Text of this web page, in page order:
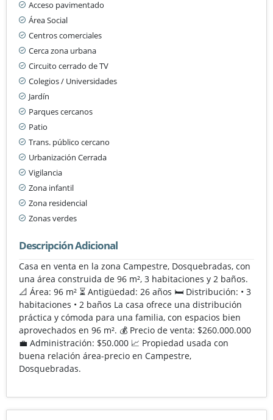
Acceso pavimentado
Área Social
Centros comerciales
Cerca zona urbana
Circuito cerrado de TV
Colegios / Universidades
Jardín
Parques cercanos
Patio
Trans. público cercano
Urbanización Cerrada
Vigilancia
Zona infantil
Zona residencial
Zonas verdes
Descripción Adicional
Casa en venta en la zona Campestre, Dosquebradas, con
una área construida de 96 m², 3 habitaciones y 2 baños.
📐 Área: 96 m² ⏳ Antigüedad: 26 años 🛏️ Distribución: • 3
habitaciones • 2 baños La casa ofrece una distribución
práctica y cómoda para una familia, con espacios bien
aprovechados en 96 m². 💰 Precio de venta: $260.000.000
💼 Administración: $50.000 📈 Propiedad usada con
buena relación área-precio en Campestre,
Dosquebradas.